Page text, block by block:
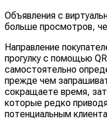
Объявления с
больше просмотров,
Направление
прогулку с помощью
самостоятельно
прежде чем
сокращаете время,
которые редко
потенциальным